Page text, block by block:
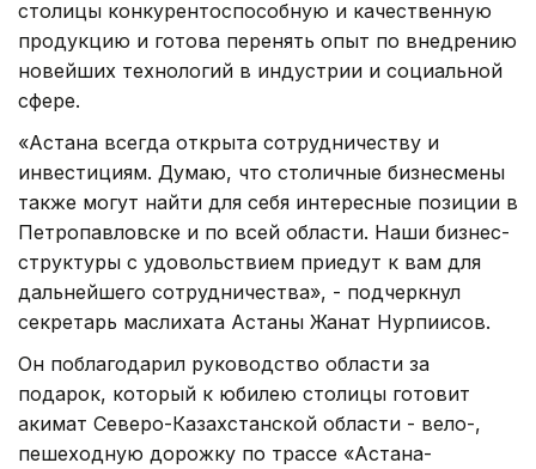
столицы конкурентоспособную и качественную
продукцию и готова перенять опыт по внедрению
новейших технологий в индустрии и социальной
сфере.
«Астана всегда открыта сотрудничеству и
инвестициям. Думаю, что столичные бизнесмены
также могут найти для себя интересные позиции в
Петропавловске и по всей области. Наши бизнес-
структуры с удовольствием приедут к вам для
дальнейшего сотрудничества», - подчеркнул
секретарь маслихата Астаны Жанат Нурпиисов.
Он поблагодарил руководство области за
подарок, который к юбилею столицы готовит
акимат Северо-Казахстанской области - вело-,
пешеходную дорожку по трассе «Астана-